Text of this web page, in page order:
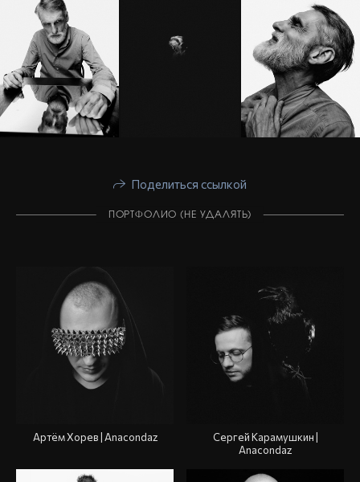
Поделиться ссылкой
ПОРТФОЛИО (НЕ УДАЛЯТЬ)
Артём Хорев | Anacondaz
Сергей Карамушкин |
Anacondaz